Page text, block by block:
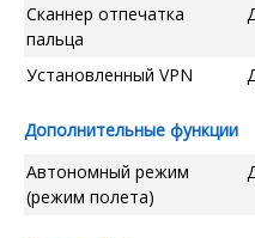
Сканнер отпечатка
пальца
Установленный VPN
Дополнительные функции
Автономный режим
(режим полета)